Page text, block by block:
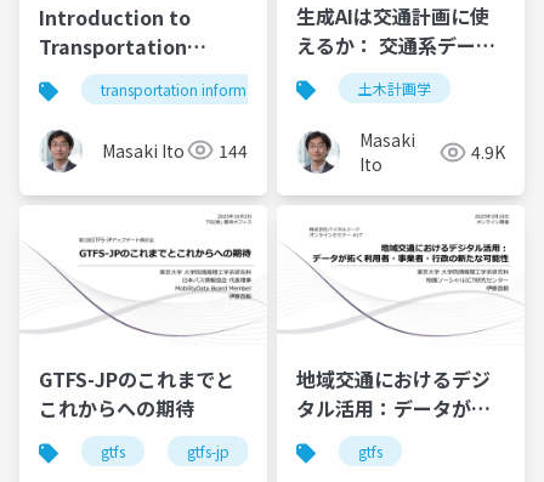
Introduction to
Transportation
Informatics | Lecture
1, 2026 | Masaki Ito |
The University of
Tokyo
transportation informatics
Masaki Ito 144
生成AIは交通計画に使
えるか： 交通系データ
ベースと連携したデー
タ分析の可能性を探る
土木計画学
Masaki
Ito
4.9K
GTFS-JPのこれまでと
これからへの期待
gtfs gtfs-jp
地域交通におけるデジ
タル活用：データが拓
く利用者・事業者・行
政の新たな可能性
gtfs